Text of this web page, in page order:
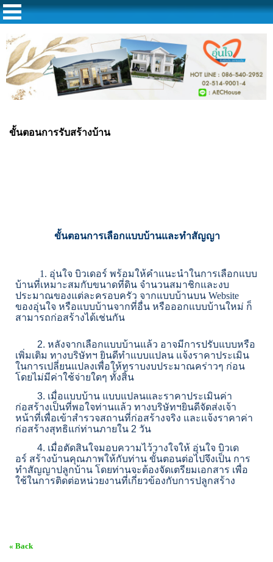
ขั้นตอนการรับสร้างบ้าน
ขั้นตอนการเลือกแบบบ้านและทําสัญญา
1. อุ่นใจ บิวเดอร์ พร้อมให้คำแนะนำในการเลือกแบบ
บ้านที่เหมาะสมกับขนาดที่ดิน จำนวนสมาชิกและงบ
ประมาณของแต่ละครอบครัว จากแบบบ้านบนWebsite
ของอุ่นใจ หรือแบบบ้านจากที่อื่น หรือออกแบบบ้านใหม่ ก็
สามารถก่อสร้างได้เช่นกัน
2. หลังจากเลือกแบบบ้านแล้ว อาจมีการปรับแบบหรือ
เพิ่มเติม ทางบริษัทฯ ยินดีทำแบบแปลน แจ้งราคาประเมิน
ในการเปลี่ยนแปลงเพื่อให้ทราบงบประมาณคร่าวๆ ก่อน
โดยไม่มีค่าใช้จ่ายใดๆ ทั้งสิ้น
3. เมื่อแบบบ้าน แบบแปลนและราคาประเมินค่า
ก่อสร้างเป็นที่พอใจท่านแล้ว ทางบริษัทฯยินดีจัดส่งเจ้า
หน้าที่เพื่อเข้าสำรวจสถานที่ก่อสร้างจริง และแจ้งราคาค่า
ก่อสร้างสุทธิแก่ท่านภายใน 2 วัน
4. เมื่อตัดสินใจมอบความไว้วางใจให้ อุ่นใจ บิวเด
อร์ สร้างบ้านคุณภาพให้กับท่าน ขั้นตอนต่อไปจึงเป็น การ
ทำสัญญาปลูกบ้าน โดยท่านจะต้องจัดเตรียมเอกสาร เพื่อ
ใช้ในการติดต่อหน่วยงานที่เกี่ยวข้องกับการปลูกสร้าง
« Back